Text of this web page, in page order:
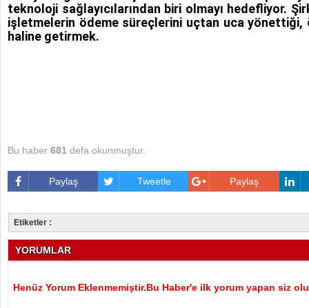
teknoloji sağlayıcılarından biri olmayı hedefliyor.
işletmelerin ödeme süreçlerini uçtan uca yönettiği,
haline getirmek.
Bu haber 681 defa okunmuştur.
Paylaş Tweetle Paylaş
Etiketler :
YORUMLAR
Henüz Yorum Eklenmemiştir.Bu Haber'e ilk yorum yapan siz